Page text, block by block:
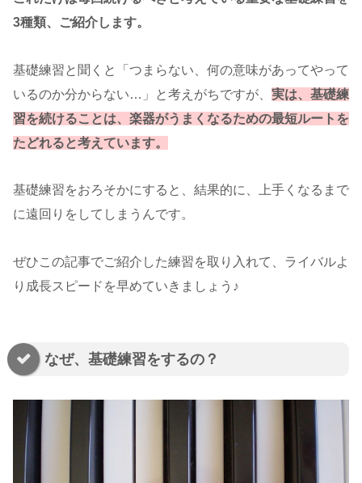
3種類、ご紹介します。
基礎練習と聞くと「つまらない、何の意味があってやって
いるのか分からない…」と考えがちですが、 実は、基礎練
習を続けることは、楽器がうまくなるための最短ルートを
たどれると考えています。
基礎練習をおろそかにすると、結果的に、上手くなるまで
に遠回りをしてしまうんです。
ぜひこの記事でご紹介した練習を取り入れて、ライバルよ
り成長スピードを早めていきましょう♪
なぜ、基礎練習をするの？